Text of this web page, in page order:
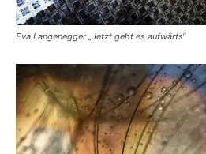
Eva Langenegger „Jetzt geht es aufwärts“